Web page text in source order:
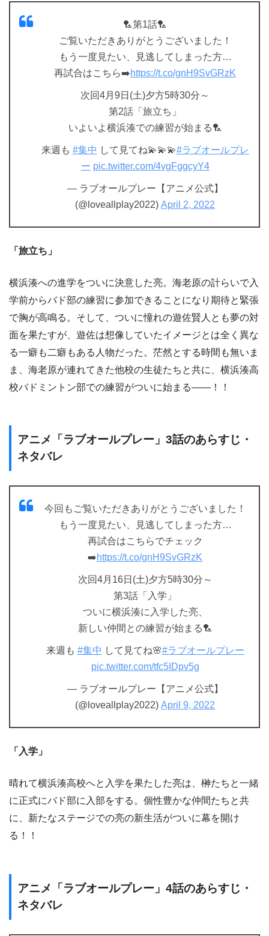
🏸第1話🏸
ご覧いただきありがとうございました！
もう一度見たい、見逃してしまった方…
再試合はこちら➡️https://t.co/gnH9SvGRzK
次回4月9日(土)夕方5時30分～
第2話「旅立ち」
いよいよ横浜湊での練習が始まる🏸
来週も #集中 して見てね💫💫💫#ラブオールプレ
ー pic.twitter.com/4vgFggcyY4
— ラブオールプレー【アニメ公式】
(@loveallplay2022) April 2, 2022
「旅立ち」
横浜湊への進学をついに決意した亮。海老原の計らいで入
学前からバド部の練習に参加できることになり期待と緊張
で胸が高鳴る。そして、ついに憧れの遊佐賢人とも夢の対
面を果たすが、遊佐は想像していたイメージとは全く異な
る一癖も二癖もある人物だった。茫然とする時間も無いま
ま、海老原が連れてきた他校の生徒たちと共に、横浜湊高
校バドミントン部での練習がついに始まる――！！
アニメ「ラブオールプレー」3話のあらすじ・
ネタバレ
今回もご覧いただきありがとうございました！
もう一度見たい、見逃してしまった方…
再試合はこちらでチェック
➡️https://t.co/gnH9SvGRzK
次回4月16日(土)夕方5時30分～
第3話「入学」
ついに横浜湊に入学した亮、
新しい仲間との練習が始まる🏸
来週も #集中 して見てね🌸#ラブオールプレー
pic.twitter.com/tfc5IDpv5g
— ラブオールプレー【アニメ公式】
(@loveallplay2022) April 9, 2022
「入学」
晴れて横浜湊高校へと入学を果たした亮は、榊たちと一緒
に正式にバド部に入部をする。個性豊かな仲間たちと共
に、新たなステージでの亮の新生活がついに幕を開け
る！！
アニメ「ラブオールプレー」4話のあらすじ・
ネタバレ